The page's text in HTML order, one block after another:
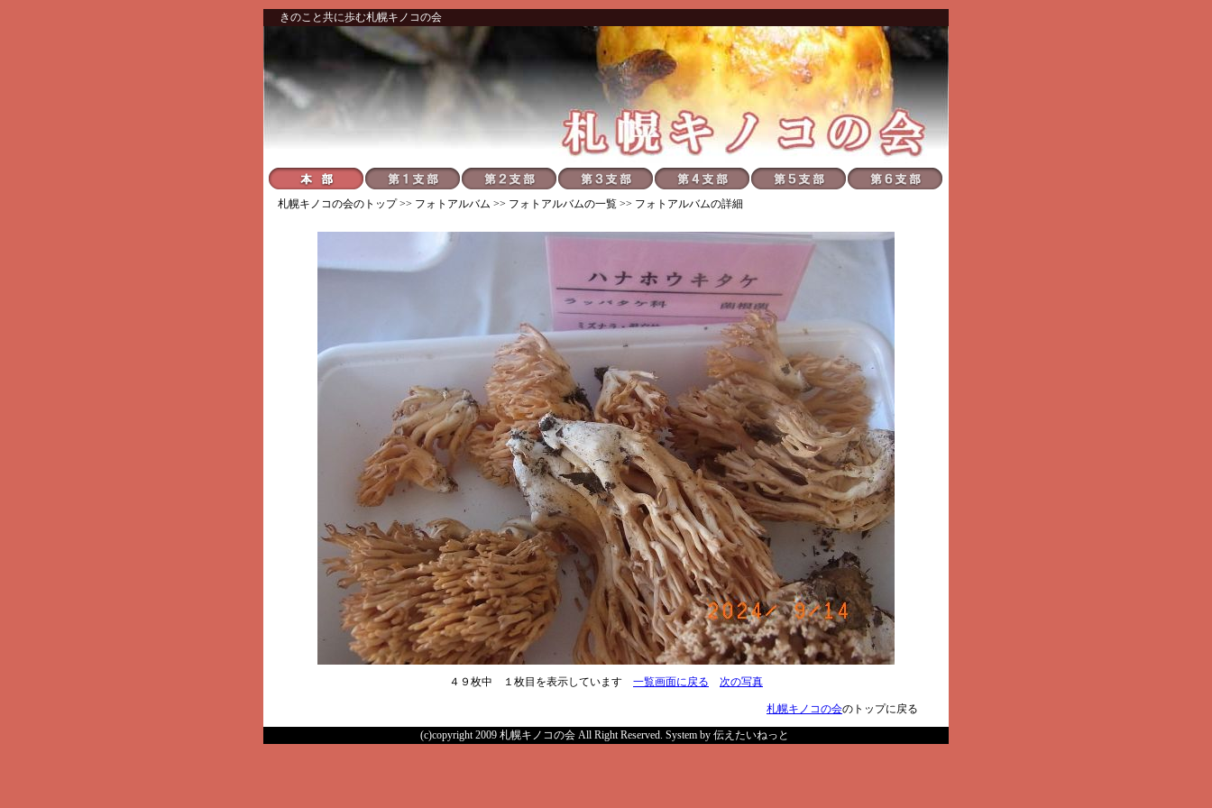
きのこと共に歩む札幌キノコの会
札幌キノコの会のトップ >> フォトアルバム >> フォトアルバムの一覧 >> フォトアルバムの詳細
４９枚中 １枚目を表示しています 一覧画面に戻る 次の写真
札幌キノコの会のトップに戻る
(c)copyright 2009 札幌キノコの会 All Right Reserved. System by 伝えたいねっと